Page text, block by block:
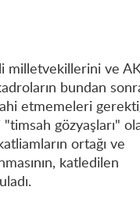
milletvekillerini ve
bundan
etmemeleri
gözyaşları"
ortağı ve
katledilen